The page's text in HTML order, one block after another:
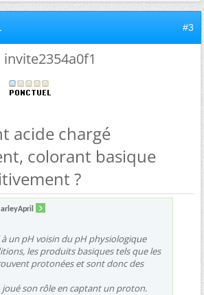
#3
invite2354a0f1
acide chargé
colorant basique
?
à un pH voisin du pH physiologique
les produits basiques tels que les
protonées et sont donc des
joué son rôle en captant un proton.